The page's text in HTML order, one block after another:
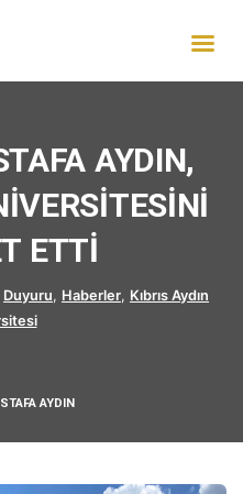
AYDIN,
ETTİ
Duyuru, Haberler, Kıbrıs Aydın
AYDIN